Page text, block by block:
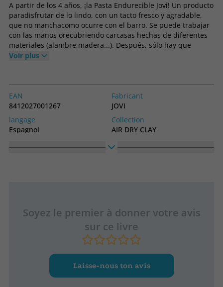
A partir de los 4 años, ¡la Pasta Endurecible Jovi! Un producto
paradisfrutar de lo lindo, con un tacto fresco y agradable,
que no manchacomo ocurre con el barro. Se puede trabajar
con las manos orecubriendo carcasas hechas de diferentes
materiales (alambre,madera...). Después, sólo hay que
dejarla secar al aire de formanatural durante 24 horas,
Voir plus
EAN
8412027001267
Fabricant
JOVI
langage
Espagnol
Collection
AIR DRY CLAY
Largeur
Soyez le premier à donner votre avis
sur ce livre
Laisse-nous ton avis